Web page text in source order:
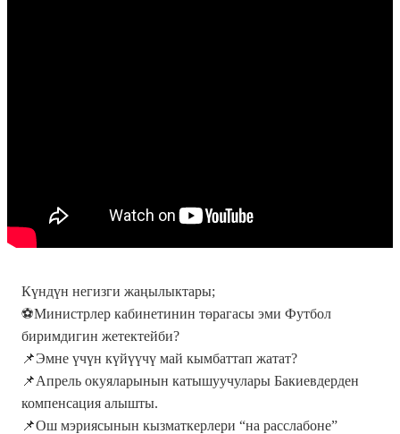
Күндүн негизги жаңылыктары;
⚽️Министрлер кабинетинин төрагасы эми Футбол
биримдигин жетектейби?
📌Эмне үчүн күйүүчү май кымбаттап жатат?
📌Апрель окуяларынын катышуучулары Бакиевдерден
компенсация алышты.
📌Ош мэриясынын кызматкерлери “на расслабоне”